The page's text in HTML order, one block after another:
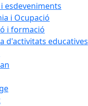
esdeveniments
i Ocupació
i formació
d'activitats educatives